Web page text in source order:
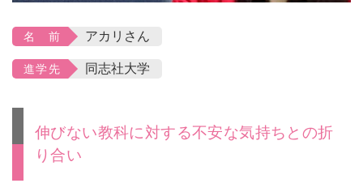
名 前 アカリさん
進学先 同志社大学
伸びない教科に対する不安な気持ちとの折
り合い